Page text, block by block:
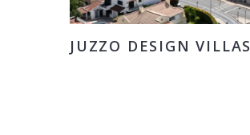
JUZZO DESIGN VILLAS